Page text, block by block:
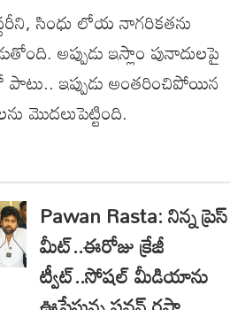
సింధు లోయ నాగరికతను
అప్పుడు ఇస్లాం పునాదులపై
ఇప్పుడు అంతరించిపోయిన
మొదలుపెట్టింది.
Pawan Rasta: నిన్న ప్రెస్
మీట్..ఈరోజు క్రేజీ
ట్వీట్..సోషల్ మీడియాను